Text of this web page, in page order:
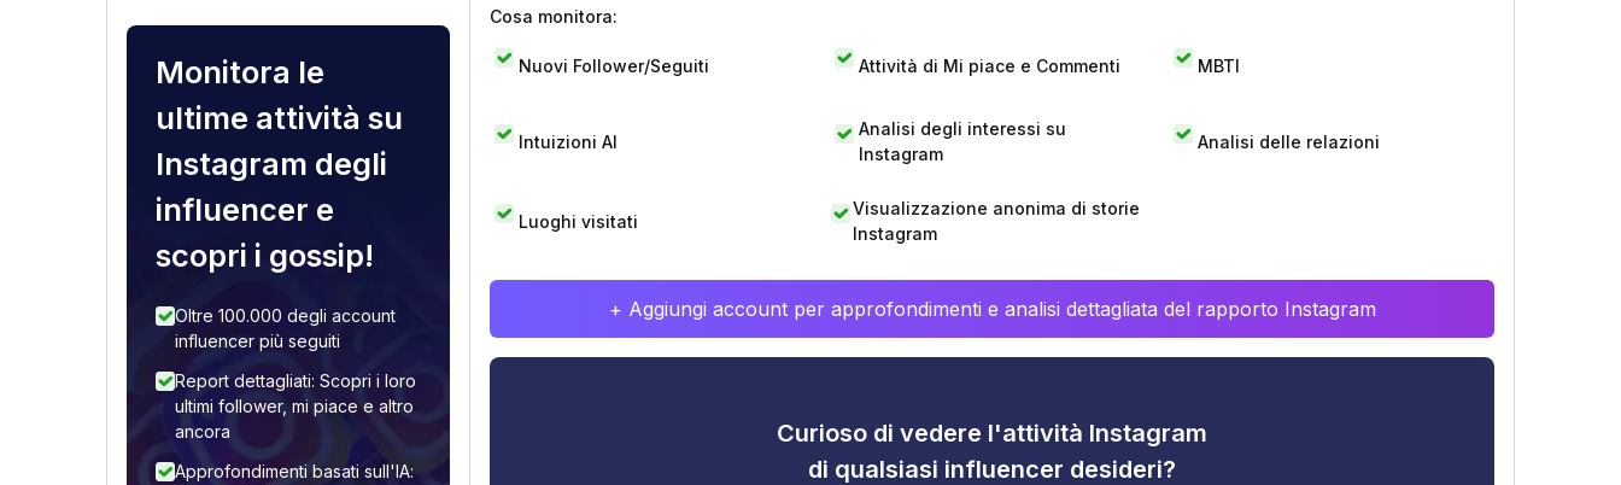
Monitora le
ultime attività su
Instagram degli
influencer e
scopri i gossip!
Oltre 100.000 degli account
influencer più seguiti
Report dettagliati: Scopri i loro
ultimi follower, mi piace e altro
ancora
Approfondimenti basati sull'IA:
Cosa monitora:
Nuovi Follower/Seguiti Attività di Mi piace e Commenti MBTI
Intuizioni AI
Analisi degli interessi su
Instagram
Analisi delle relazioni
Luoghi visitati
Visualizzazione anonima di storie
Instagram
+ Aggiungi account per approfondimenti e analisi dettagliata del rapporto Instagram
Curioso di vedere l'attività Instagram
di qualsiasi influencer desideri?